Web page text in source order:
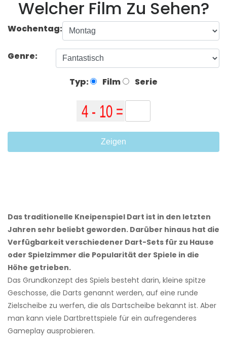
Welcher Film Zu Sehen?
Wochentag:
Genre:
Typ: Film Serie
Zeigen
Das traditionelle Kneipenspiel Dart ist in den letzten
Jahren sehr beliebt geworden. Darüber hinaus hat die
Verfügbarkeit verschiedener Dart-Sets für zu Hause
oder Spielzimmer die Popularität der Spiele in die
Höhe getrieben.
Das Grundkonzept des Spiels besteht darin, kleine spitze
Geschosse, die Darts genannt werden, auf eine runde
Zielscheibe zu werfen, die als Dartscheibe bekannt ist. Aber
man kann viele Dartbrettspiele für ein aufregenderes
Gameplay ausprobieren.